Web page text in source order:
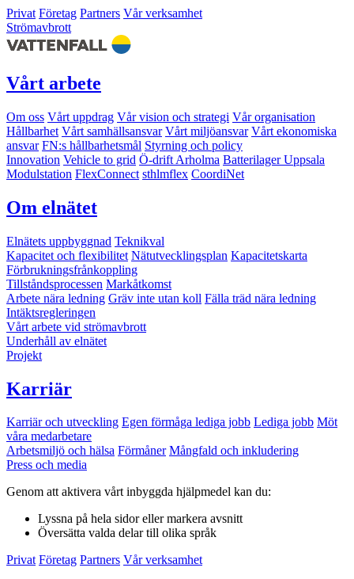
Privat Företag Partners Vår verksamhet
Strömavbrott
Vårt arbete
Om oss Vårt uppdrag Vår vision och strategi Vår organisation
Hållbarhet Vårt samhällsansvar Vårt miljöansvar Vårt ekonomiska
ansvar FN:s hållbarhetsmål Styrning och policy
Innovation Vehicle to grid Ö-drift Arholma Batterilager Uppsala
Modulstation FlexConnect sthlmflex CoordiNet
Om elnätet
Elnätets uppbyggnad Teknikval
Kapacitet och flexibilitet Nätutvecklingsplan Kapacitetskarta
Förbrukningsfrånkoppling
Tillståndsprocessen Markåtkomst
Arbete nära ledning Gräv inte utan koll Fälla träd nära ledning
Intäktsregleringen
Vårt arbete vid strömavbrott
Underhåll av elnätet
Projekt
Karriär
Karriär och utveckling Egen förmåga lediga jobb Lediga jobb Möt
våra medarbetare
Arbetsmiljö och hälsa Förmåner Mångfald och inkludering
Press och media
Genom att aktivera vårt inbyggda hjälpmedel kan du:
Lyssna på hela sidor eller markera avsnitt
Översätta valda delar till olika språk
Privat Företag Partners Vår verksamhet